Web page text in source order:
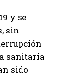
y se
sin
sanitaria
sido